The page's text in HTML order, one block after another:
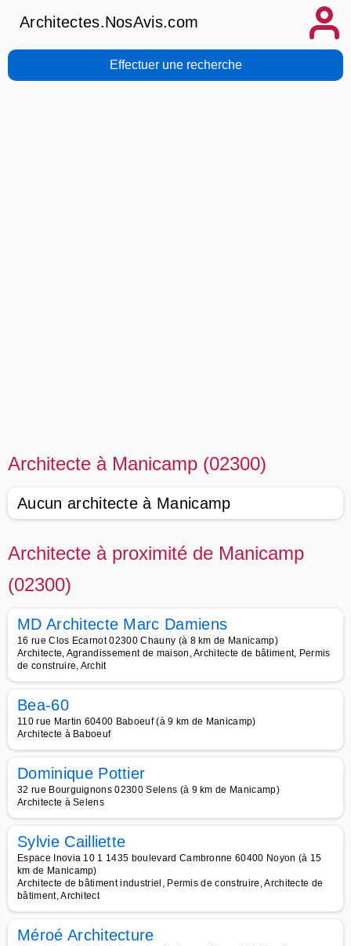
Architectes.NosAvis.com
Effectuer une recherche
Architecte à Manicamp (02300)
Aucun architecte à Manicamp
Architecte à proximité de Manicamp
(02300)
MD Architecte Marc Damiens
16 rue Clos Ecarnot 02300 Chauny (à 8 km de Manicamp)
Architecte, Agrandissement de maison, Architecte de bâtiment, Permis
de construire, Archit
Bea-60
110 rue Martin 60400 Baboeuf (à 9 km de Manicamp)
Architecte à Baboeuf
Dominique Pottier
32 rue Bourguignons 02300 Selens (à 9 km de Manicamp)
Architecte à Selens
Sylvie Cailliette
Espace Inovia 10 1 1435 boulevard Cambronne 60400 Noyon (à 15
km de Manicamp)
Architecte de bâtiment industriel, Permis de construire, Architecte de
bâtiment, Architect
Méroé Architecture